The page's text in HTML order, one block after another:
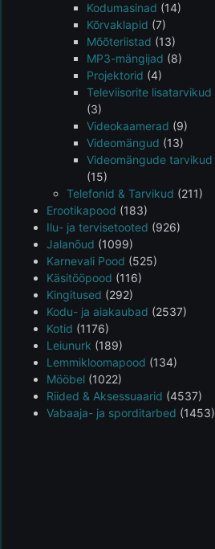
Kodumasinad (14)
Kõrvaklapid (7)
Mõõteriistad (13)
MP3-mängijad (8)
Projektorid (4)
Televiisorite lisatarvikud
(3)
Videokaamerad (9)
Videomängud (13)
Videomängude tarvikud
(15)
Telefonid & Tarvikud (211)
Erootikapood (183)
Ilu- ja tervisetooted (926)
Jalanõud (1099)
Karnevali Pood (525)
Käsitööpood (116)
Kingitused (292)
Kodu- ja aiakaubad (2537)
Kotid (1176)
Leiunurk (189)
Lemmikloomapood (134)
Mööbel (1022)
Riided & Aksessuaarid (4537)
Vabaaja- ja sporditarbed (1453)